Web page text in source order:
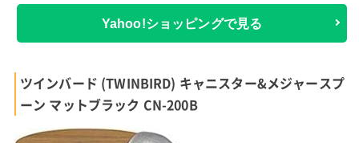
Yahoo!ショッピングで見る
ツインバード (TWINBIRD) キャニスター&メジャースプ
ーン マットブラック CN-200B